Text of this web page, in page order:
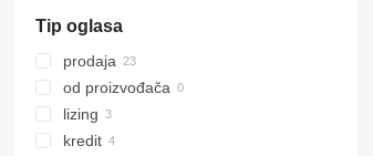
Tip oglasa
prodaja
od proizvođača
lizing
kredit